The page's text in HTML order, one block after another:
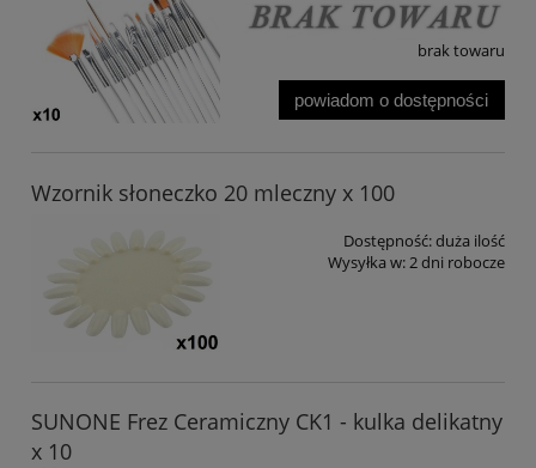
brak towaru
powiadom o dostępności
Wzornik słoneczko 20 mleczny x 100
Dostępność:duża ilość
Wysyłka w:2 dni robocze
SUNONE Frez Ceramiczny CK1 - kulka delikatny
x 10